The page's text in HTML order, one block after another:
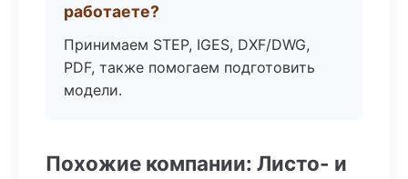
работаете?
Принимаем STEP, IGES, DXF/DWG,
PDF, также помогаем подготовить
модели.
Похожие компании: Листо- и